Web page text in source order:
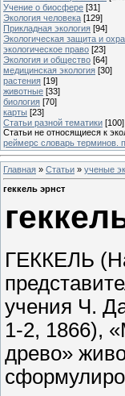
Учение о биосфере [31]
Экология человека [129]
Прикладная экология [94]
Экологическая защита и
экологическое право [23]
Экология и общество [64]
медицинская экология [30]
растения [19]
животные [33]
биология [70]
карты [23]
Статьи разной тематики [100]
Статьи не относящиеся к
реймерс словарь терминов.
Главная » Статьи » ученые
геккель эрнст
ГЕККЕЛЬ
учения Ч.
1-2, 1866),
древо»